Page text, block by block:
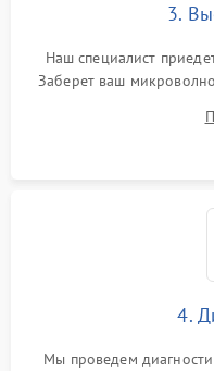
3.
Наш специалист
Заберет ваш
4.
Мы проведем